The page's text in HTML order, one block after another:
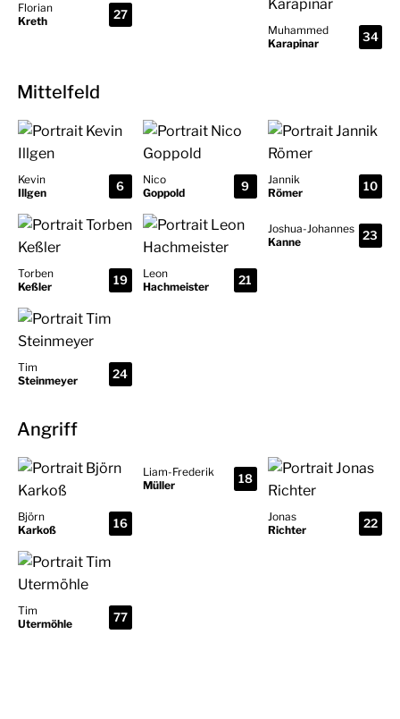
Florian
Kreth
27
Muhammed
Karapinar
34
Mittelfeld
Kevin
Illgen
6
Nico
Goppold
9
Jannik
Römer
10
Torben
Keßler
19
Leon
Hachmeister
21
Joshua-Johannes
Kanne
23
Tim
Steinmeyer
24
Angriff
Björn
Karkoß
16
Liam-Frederik
Müller
18
Jonas
Richter
22
Tim
Utermöhle
77